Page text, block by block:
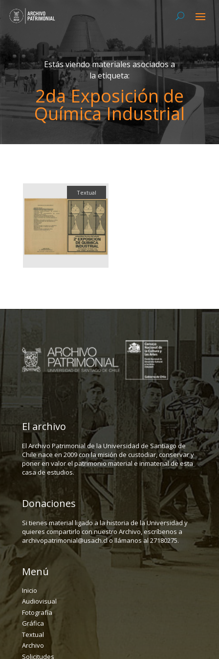
Estás viendo materiales asociados a
la etiqueta:
2da Exposición de
Química Industrial
Textual
El archivo
El Archivo Patrimonial de la Universidad de Santiago de
Chile nace en 2009 con la misión de custodiar, conservar y
poner en valor el patrimonio material e inmaterial de esta
casa de estudios.
Donaciones
Si tienes material ligado a la historia de la Universidad y
quieres compartirlo con nuestro Archivo, escríbenos a
archivopatrimonial@usach.cl o llámanos al 27180275.
Menú
Inicio
Audiovisual
Fotografía
Gráfica
Textual
Archivo
Solicitudes